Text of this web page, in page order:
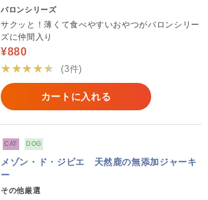
バロンシリーズ
サクッと！薄くて食べやすいおやつがバロンシリー
ズに仲間入り
¥880
★★★★★
(3件)
カートに入れる
CAT DOG
メゾン・ド・ジビエ 天然鹿の無添加ジャーキ
ー
その他厳選